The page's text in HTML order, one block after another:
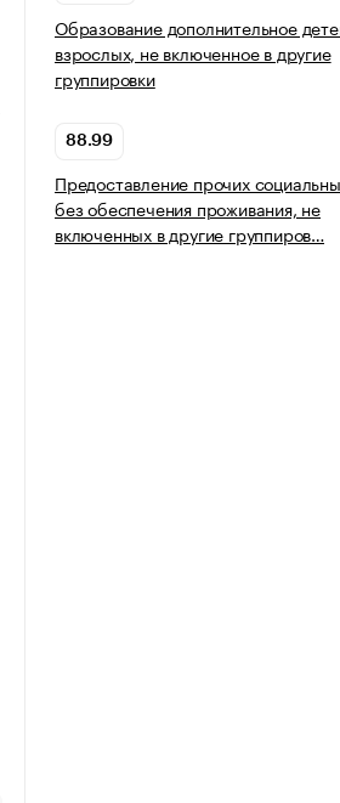
Образование дополнительное
взрослых, не включенное в другие
группировки
88.99
Предоставление прочих
без обеспечения проживания, не
включенных в другие группиров…